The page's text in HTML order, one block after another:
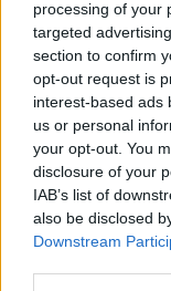
processing of your
targeted
section to confirm
opt-out request is
interest-based ads
us or personal
your opt-out. You
disclosure of your
IAB’s list of
also be disclosed
Downstream